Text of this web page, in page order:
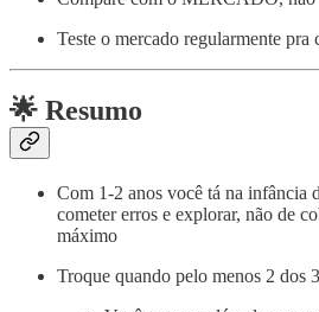
Teste o mercado regularmente pra
🌟 Resumo
Com 1-2 anos você tá na infância
cometer erros e explorar, não de
máximo
Troque quando pelo menos 2 dos